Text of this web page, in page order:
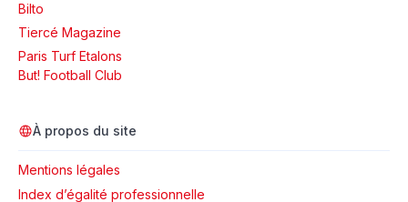
Bilto
Tiercé Magazine
Paris Turf Etalons
But! Football Club
À propos du site
Mentions légales
Index d’égalité professionnelle